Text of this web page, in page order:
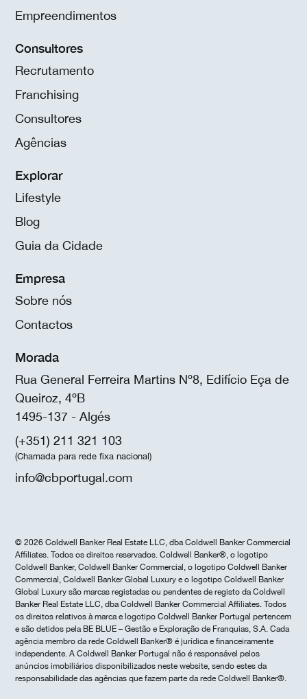
Empreendimentos
Consultores
Recrutamento
Franchising
Consultores
Agências
Explorar
Lifestyle
Blog
Guia da Cidade
Empresa
Sobre nós
Contactos
Morada
Rua General Ferreira Martins Nº8, Edifício Eça de
Queiroz, 4ºB
1495-137 - Algés
(+351) 211 321 103
(Chamada para rede fixa nacional)
info@cbportugal.com
© 2026 Coldwell Banker Real Estate LLC, dba Coldwell Banker Commercial
Affiliates. Todos os direitos reservados. Coldwell Banker®, o logotipo
Coldwell Banker, Coldwell Banker Commercial, o logotipo Coldwell Banker
Commercial, Coldwell Banker Global Luxury e o logotipo Coldwell Banker
Global Luxury são marcas registadas ou pendentes de registo da Coldwell
Banker Real Estate LLC, dba Coldwell Banker Commercial Affiliates. Todos
os direitos relativos à marca e logotipo Coldwell Banker Portugal pertencem
e são detidos pela BE BLUE – Gestão e Exploração de Franquias, S.A. Cada
agência membro da rede Coldwell Banker® é jurídica e financeiramente
independente. A Coldwell Banker Portugal não é responsável pelos
anúncios imobiliários disponibilizados neste website, sendo estes da
responsabilidade das agências que fazem parte da rede Coldwell Banker®.